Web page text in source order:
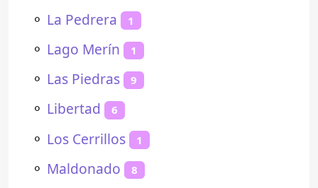
⚬ La Pedrera 1
⚬ Lago Merín 1
⚬ Las Piedras 9
⚬ Libertad 6
⚬ Los Cerrillos 1
⚬ Maldonado 8